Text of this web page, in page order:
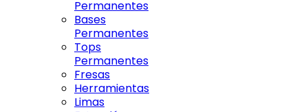
Permanentes
Bases
Permanentes
Tops
Permanentes
Fresas
Herramientas
Limas